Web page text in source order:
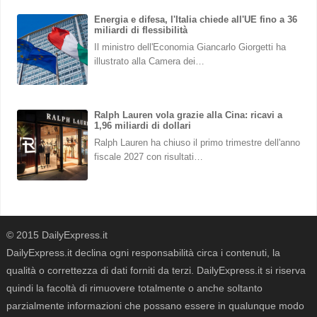
Energia e difesa, l'Italia chiede all'UE fino a 36
miliardi di flessibilità
Il ministro dell'Economia Giancarlo Giorgetti ha
illustrato alla Camera dei…
Ralph Lauren vola grazie alla Cina: ricavi a
1,96 miliardi di dollari
Ralph Lauren ha chiuso il primo trimestre dell'anno
fiscale 2027 con risultati…
© 2015 DailyExpress.it
DailyExpress.it declina ogni responsabilità circa i contenuti, la
qualità o correttezza di dati forniti da terzi. DailyExpress.it si riserva
quindi la facoltà di rimuovere totalmente o anche soltanto
parzialmente informazioni che possano essere in qualunque modo